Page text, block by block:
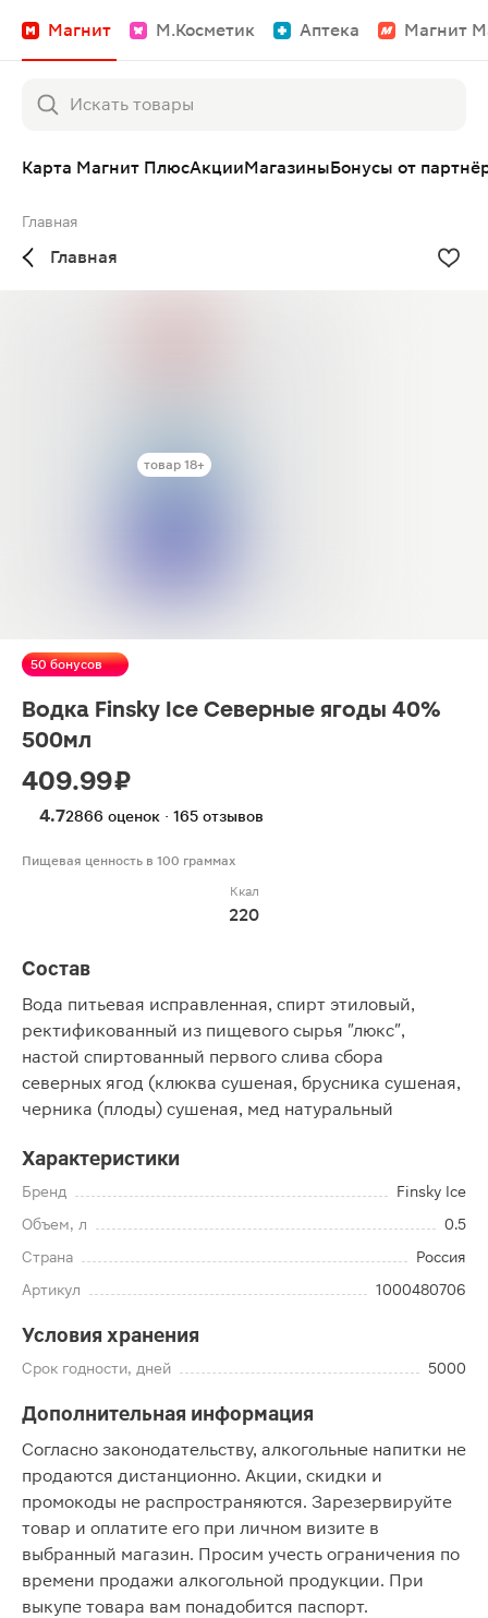
Магнит М.Косметик Аптека Магнит
Карта Магнит ПлюсАкцииМагазиныБонусы от
Главная
Главная
товар 18+
50 бонусов
Водка Finsky Ice Северные ягоды 40%
500мл
409.99 ₽
4.72866 оценок · 165 отзывов
Пищевая ценность в 100 граммах
Ккал
220
Состав
Вода питьевая исправленная, спирт этиловый,
ректификованный из пищевого сырья "люкс",
настой спиртованный первого слива сбора
северных ягод (клюква сушеная, брусника сушеная,
черника (плоды) сушеная, мед натуральный
Характеристики
Бренд
Finsky Ice
Объем, л
0.5
Страна
Россия
Артикул
1000480706
Условия хранения
Срок годности, дней 5000
Дополнительная информация
Согласно законодательству, алкогольные напитки не
продаются дистанционно. Акции, скидки и
промокоды не распространяются. Зарезервируйте
товар и оплатите его при личном визите в
выбранный магазин. Просим учесть ограничения по
времени продажи алкогольной продукции. При
выкупе товара вам понадобится паспорт.